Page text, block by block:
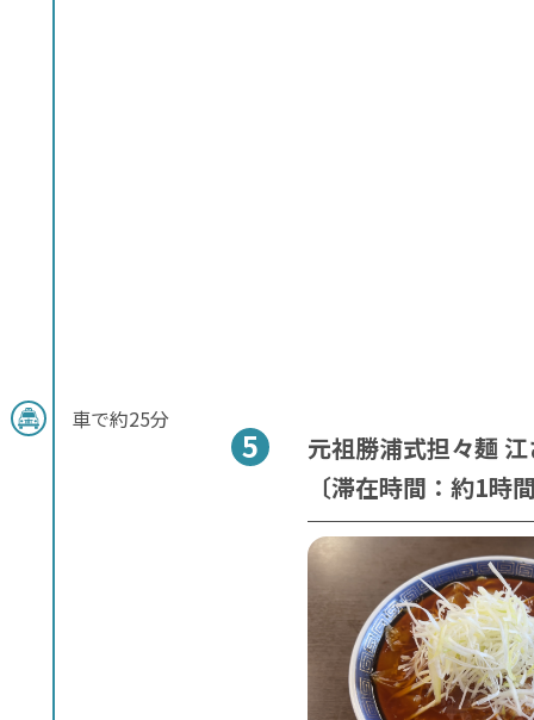
車で約25分
元祖勝浦式担々麺
〔滞在時間：約1時